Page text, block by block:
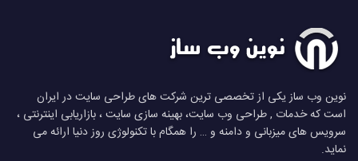
نوین وب ساز یکی از تخصصی ترین شرکت های طراحی سایت در ایران
است که خدمات , طراحی وب سایت، بهینه سازی سایت ، بازاریابی اینترنتی ،
سرویس های میزبانی و دامنه و … را همگام با تکنولوژی روز دنیا ارائه می
نماید.